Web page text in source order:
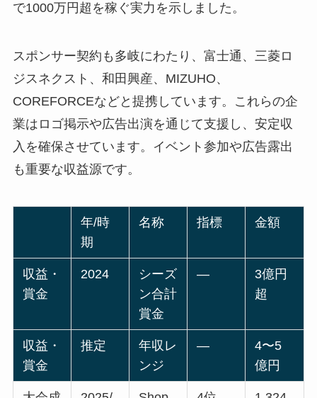
で1000万円超を稼ぐ実力を示しました。
スポンサー契約も多岐にわたり、富士通、三菱ロ
ジスネクスト、和田興産、MIZUHO、
COREFORCEなどと提携しています。これらの企
業はロゴ掲示や広告出演を通じて支援し、安定収
入を確保させています。イベント参加や広告露出
も重要な収益源です。
年/時
期
名称 指標 金額
収益・
賞金
2024
シーズ
ン合計
賞金
—
3億円
超
収益・
賞金
推定
年収レ
ンジ
—
4〜5
億円